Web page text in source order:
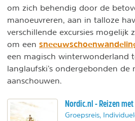
om zich behendig door de
manoeuvreren, aan in talloze
verschillende excursies mogelijk
om een
een magisch winterwonderland
langlaufski’s ondergebonden
aanschouwen.
Nordic.nl - Reizen
Groepsreis,